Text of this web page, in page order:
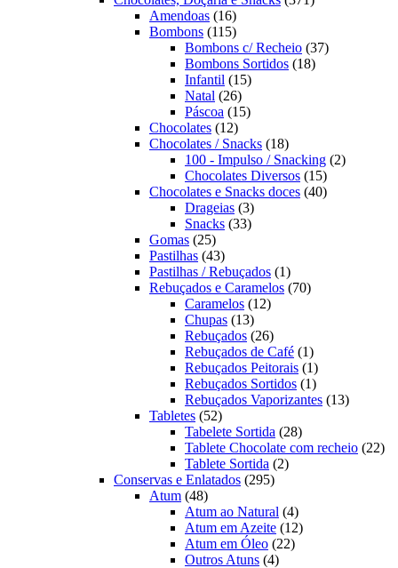
Amendoas 1616
produtos
Bombons 115115
produtos
Bombons c/ Recheio 3737
Bombons Sortidos 1818
Infantil 1515
Natal 2626
produtos
Páscoa 1515
Chocolates 1212
produtos
Chocolates / Snacks 1818
produtos
100 - Impulso / Snacking 22
Chocolates Diversos 1515
produtos
Chocolates e Snacks doces 4040
Drageias 33
produtos
Snacks 3333
Gomas 2525
produtos
Pastilhas 4343
produtos
Pastilhas / Rebuçados 11
produto
Rebuçados e Caramelos 7070
Caramelos 1212
Chupas 1313
produtos
Rebuçados 2626
produtos
Rebuçados de Café 11
produto
Rebuçados Peitorais 11
produto
Rebuçados Sortidos 11
produto
Rebuçados Vaporizantes 1313
Tabletes 5252
produtos
Tabelete Sortida 2828
produtos
Tablete Chocolate com recheio 2222
Tablete Sortida 22
Conservas e Enlatados 295295
Atum 4848
produtos
Atum ao Natural 44
produtos
Atum em Azeite 1212
Atum em Óleo 2222
Outros Atuns 44